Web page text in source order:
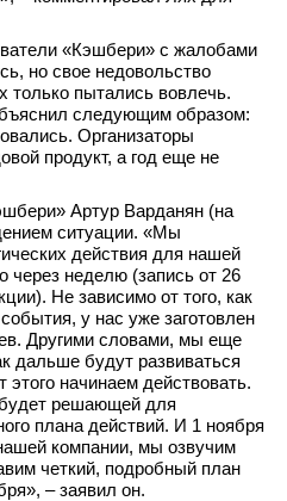
«Кэшбери» с жалобами
но свое недовольство
только пытались вовлечь.
следующим образом:
Организаторы
продукт, а год еще не
Артур Варданян (на
ситуации. «Мы
действия для нашей
через неделю (запись от 26
Не зависимо от того, как
у нас уже заготовлен
Другими словами, мы еще
дальше будут развиваться
начинаем действовать.
решающей для
плана действий. И 1 ноября
компании, мы озвучим
четкий, подробный план
– заявил он.